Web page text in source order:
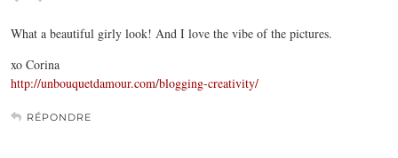
What a beautiful girly look! And I love the vibe of the pictures.
xo Corina
http://unbouquetdamour.com/blogging-creativity/
RÉPONDRE